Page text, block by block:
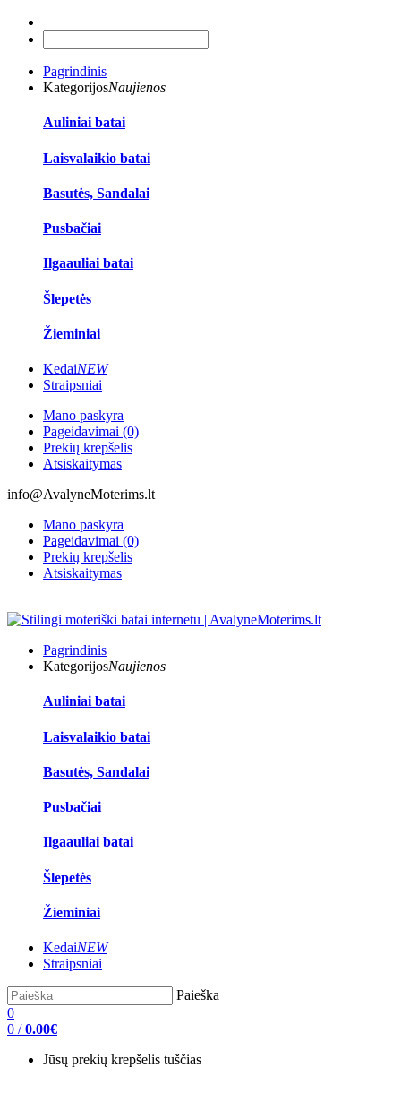
Pagrindinis
KategorijosNaujienos
Auliniai batai
Laisvalaikio batai
Basutės, Sandalai
Pusbačiai
Ilgaauliai batai
Šlepetės
Žieminiai
KedaiNEW
Straipsniai
Mano paskyra
Pageidavimai (0)
Prekių krepšelis
Atsiskaitymas
info@AvalyneMoterims.lt
Mano paskyra
Pageidavimai (0)
Prekių krepšelis
Atsiskaitymas
Pagrindinis
KategorijosNaujienos
Auliniai batai
Laisvalaikio batai
Basutės, Sandalai
Pusbačiai
Ilgaauliai batai
Šlepetės
Žieminiai
KedaiNEW
Straipsniai
Paieška
0
0 / 0.00€
Jūsų prekių krepšelis tuščias